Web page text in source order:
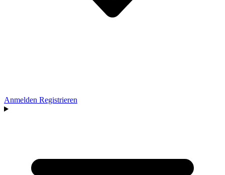
Anmelden Registrieren